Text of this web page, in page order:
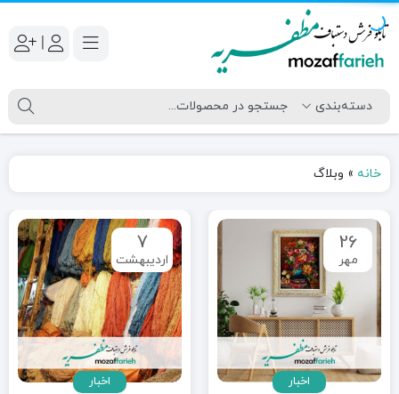
|
خانه » وبلاگ
اخبار
26
مهر
اخبار
7
اردیبهشت